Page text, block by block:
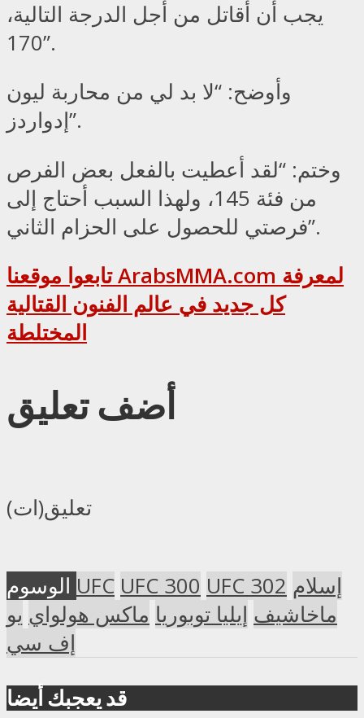
يجب أن أقاتل من أجل الدرجة التالية،
170”.
وأوضح: “لا بد لي من محاربة ليون
إدواردز”.
وختم: “لقد أعطيت بالفعل بعض الفرص
من فئة 145، ولهذا السبب أحتاج إلى
فرصتي للحصول على الحزام الثاني”.
تابعوا موقعنا ArabsMMA.com لمعرفة
كل جديد في عالم الفنون القتالية
المختلطة
أضف تعليق
تعليق(ات)
UFC UFC 300 UFC 302 إسلام
ماخاشيف إيليا توبوريا ماكس هولواي يو
إف سي
قد يعجبك أيضا